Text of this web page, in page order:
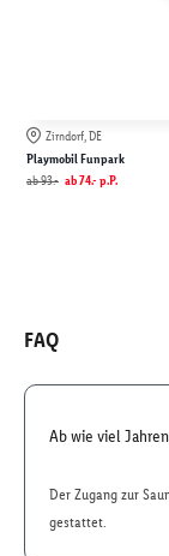
Zirndorf, DE
Playmobil Funpark
ab93.- ab74.- p.P.
FAQ
Ab wie viel
Der Zugang zur
gestattet.